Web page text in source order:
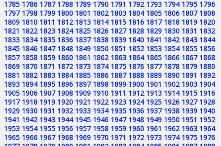
1785 1786 1787 1788 1789 1790 1791 1792 1793 1794 1795 1796
1797 1798 1799 1800 1801 1802 1803 1804 1805 1806 1807 1808
1809 1810 1811 1812 1813 1814 1815 1816 1817 1818 1819 1820
1821 1822 1823 1824 1825 1826 1827 1828 1829 1830 1831 1832
1833 1834 1835 1836 1837 1838 1839 1840 1841 1842 1843 1844
1845 1846 1847 1848 1849 1850 1851 1852 1853 1854 1855 1856
1857 1858 1859 1860 1861 1862 1863 1864 1865 1866 1867 1868
1869 1870 1871 1872 1873 1874 1875 1876 1877 1878 1879 1880
1881 1882 1883 1884 1885 1886 1887 1888 1889 1890 1891 1892
1893 1894 1895 1896 1897 1898 1899 1900 1901 1902 1903 1904
1905 1906 1907 1908 1909 1910 1911 1912 1913 1914 1915 1916
1917 1918 1919 1920 1921 1922 1923 1924 1925 1926 1927 1928
1929 1930 1931 1932 1933 1934 1935 1936 1937 1938 1939 1940
1941 1942 1943 1944 1945 1946 1947 1948 1949 1950 1951 1952
1953 1954 1955 1956 1957 1958 1959 1960 1961 1962 1963 1964
1965 1966 1967 1968 1969 1970 1971 1972 1973 1974 1975 1976